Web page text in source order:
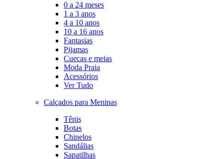
0 a 24 meses
1 a 3 anos
4 a 10 anos
10 a 16 anos
Fantasias
Pijamas
Cuecas e meias
Moda Praia
Acessórios
Ver Tudo
Calçados para Meninas
Tênis
Botas
Chinelos
Sandálias
Sapatilhas